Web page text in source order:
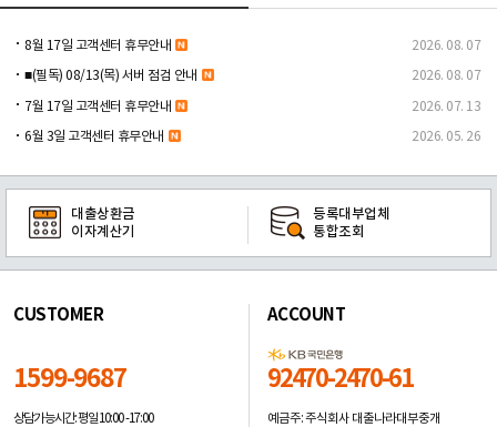
8월 17일 고객센터 휴무안내 2026. 08. 07
■(필독) 08/13(목) 서버 점검 안내 2026. 08. 07
7월 17일 고객센터 휴무안내 2026. 07. 13
6월 3일 고객센터 휴무안내 2026. 05. 26
대출상환금
이자계산기
등록대부업체
통합조회
CUSTOMER
1599-9687
상담가능시간: 평일10:00 -17:00
ACCOUNT
92470-2470-61
예금주: 주식회사 대출나라대부중개